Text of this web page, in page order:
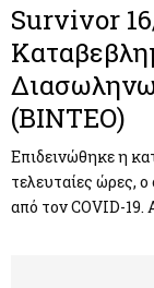
Survivor
(ΒΙΝΤΕΟ)
Επιδεινώθηκε η
τελευταίες ώρες,
από τον COVID-19.